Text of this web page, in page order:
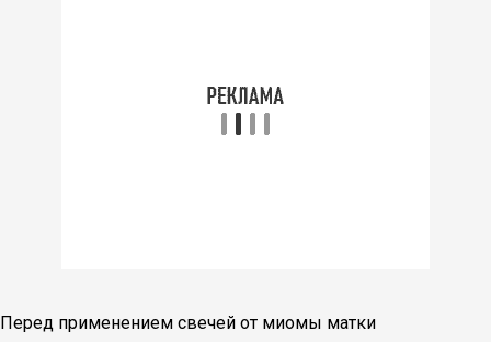
Перед применением свечей от миомы матки